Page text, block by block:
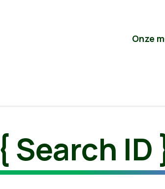
Onze
{ Search ID